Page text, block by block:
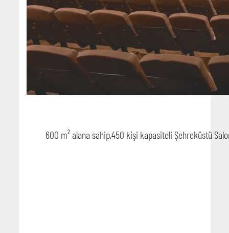
600 m² alana sahip,450 kişi kapasiteli Şehreküstü